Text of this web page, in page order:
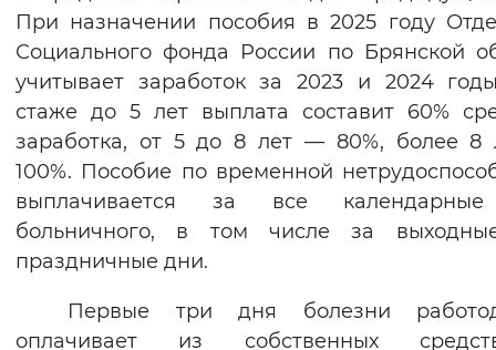
При назначении пособия в 2025 году
Социального фонда России по Брянской
учитывает заработок за 2023 и 2024
стаже до 5 лет выплата составит 60%
заработка, от 5 до 8 лет — 80%, более
100%. Пособие по временной
выплачивается за все
больничного, в том числе за
праздничные дни.
Первые три дня болезни
оплачивает из собственных